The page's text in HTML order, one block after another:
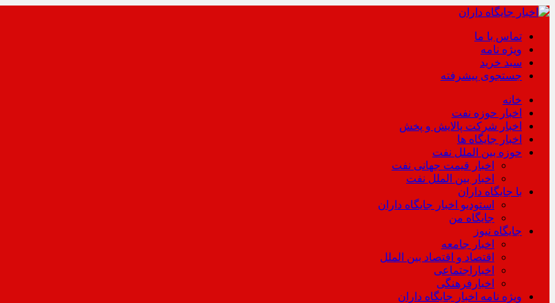
تماس با ما
ویژه نامه
سبد خرید
جستجوی پیشرفته
خانه
اخبار حوزه نفت
اخبار شرکت پالایش و پخش
اخبار جایگاه ها
حوزه بین الملل نفت
اخبار قیمت جهانی نفت
اخبار بین الملل نفت
با جایگاه داران
استودیو اخبار جایگاه داران
جایگاه من
جایگاه نیوز
اخبار جامعه
اقتصاد و اقتصاد بین الملل
اخباراجتماعی
اخبارفرهنگی
ویژه نامه اخبار جایگاه داران